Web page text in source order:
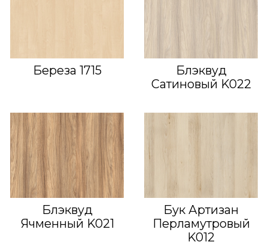
Береза 1715
Блэквуд
Сатиновый K022
Блэквуд
Ячменный K021
Бук Артизан
Перламутровый
K012